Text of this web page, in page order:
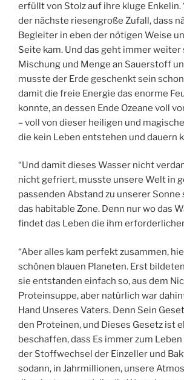
erfüllt von Stolz auf ihre kluge Enkelin.
der nächste riesengroße Zufall, dass
Begleiter in eben der nötigen Weise
Seite kam. Und das geht immer weiter
Mischung und Menge an Sauerstoff
musste der Erde geschenkt sein
damit die freie Energie das enorme
konnte, an dessen Ende Ozeane voll
– voll von dieser heiligen und
die kein Leben entstehen und dauern
“Und damit dieses Wasser nicht
nicht gefriert, musste unsere Welt in
passenden Abstand zu unserer Sonne
das habitable Zone. Denn nur wo das
findet das Leben die ihm
“Aber alles kam perfekt zusammen,
schönen blauen Planeten. Erst
sie entstanden einfach so, aus dem
Proteinsuppe, aber natürlich war
Hand Unseres Vaters. Denn Sein
den Proteinen, und Dieses Gesetz ist
beschaffen, dass Es immer zum
der Stoffwechsel der Einzeller und
sodann, in Jahrmillionen, unsere